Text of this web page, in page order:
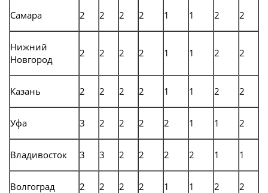
Самара 2 2 2 2 1 1 2 2
Нижний
Новгород
2 2 2 2 1 1 2 2
Казань 2 2 2 2 1 1 2 2
Уфа 3 2 2 2 2 1 1 2
Владивосток 3 3 2 2 2 2 1 1
Волгоград 2 2 2 2 1 1 2 2